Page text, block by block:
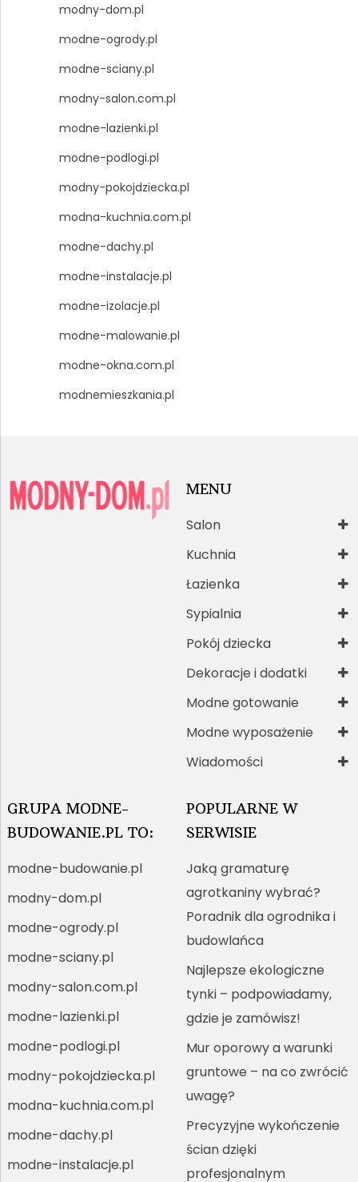
modny-dom.pl
modne-ogrody.pl
modne-sciany.pl
modny-salon.com.pl
modne-lazienki.pl
modne-podlogi.pl
modny-pokojdziecka.pl
modna-kuchnia.com.pl
modne-dachy.pl
modne-instalacje.pl
modne-izolacje.pl
modne-malowanie.pl
modne-okna.com.pl
modnemieszkania.pl
MENU
Salon
Kuchnia
Łazienka
Sypialnia
Pokój dziecka
Dekoracje i dodatki
Modne gotowanie
Modne wyposażenie
Wiadomości
GRUPA MODNE-
BUDOWANIE.PL TO:
modne-budowanie.pl
modny-dom.pl
modne-ogrody.pl
modne-sciany.pl
modny-salon.com.pl
modne-lazienki.pl
modne-podlogi.pl
modny-pokojdziecka.pl
modna-kuchnia.com.pl
modne-dachy.pl
modne-instalacje.pl
POPULARNE W
SERWISIE
Jaką gramaturę
agrotkaniny wybrać?
Poradnik dla ogrodnika i
budowlańca
Najlepsze ekologiczne
tynki – podpowiadamy,
gdzie je zamówisz!
Mur oporowy a warunki
gruntowe – na co zwrócić
uwagę?
Precyzyjne wykończenie
ścian dzięki
profesjonalnym